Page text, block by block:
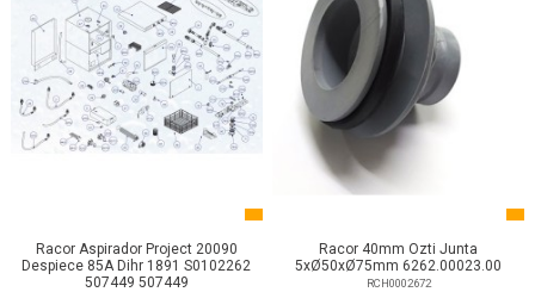
Racor Aspirador Project 20090
Despiece 85A Dihr 1891 S0102262
507449 507449
Racor 40mm Ozti Junta
5xØ50xØ75mm 6262.00023.00
RCH0002672